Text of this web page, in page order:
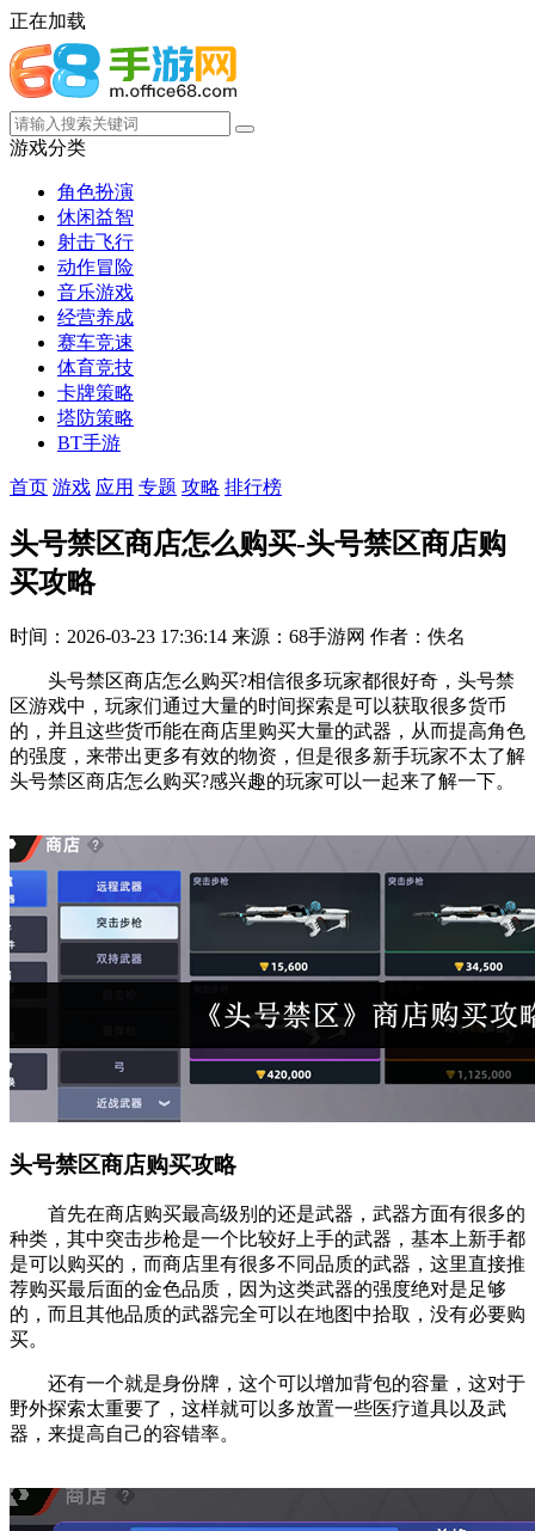
正在加载
游戏分类
角色扮演
休闲益智
射击飞行
动作冒险
音乐游戏
经营养成
赛车竞速
体育竞技
卡牌策略
塔防策略
BT手游
首页 游戏 应用 专题 攻略 排行榜
头号禁区商店怎么购买-头号禁区商店购
买攻略
时间：2026-03-23 17:36:14 来源：68手游网 作者：佚名
头号禁区商店怎么购买?相信很多玩家都很好奇，头号禁
区游戏中，玩家们通过大量的时间探索是可以获取很多货币
的，并且这些货币能在商店里购买大量的武器，从而提高角色
的强度，来带出更多有效的物资，但是很多新手玩家不太了解
头号禁区商店怎么购买?感兴趣的玩家可以一起来了解一下。
头号禁区商店购买攻略
首先在商店购买最高级别的还是武器，武器方面有很多的
种类，其中突击步枪是一个比较好上手的武器，基本上新手都
是可以购买的，而商店里有很多不同品质的武器，这里直接推
荐购买最后面的金色品质，因为这类武器的强度绝对是足够
的，而且其他品质的武器完全可以在地图中拾取，没有必要购
买。
还有一个就是身份牌，这个可以增加背包的容量，这对于
野外探索太重要了，这样就可以多放置一些医疗道具以及武
器，来提高自己的容错率。